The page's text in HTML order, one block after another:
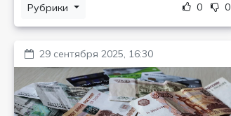
Рубрики 0 0
29 сентября 2025, 16:30